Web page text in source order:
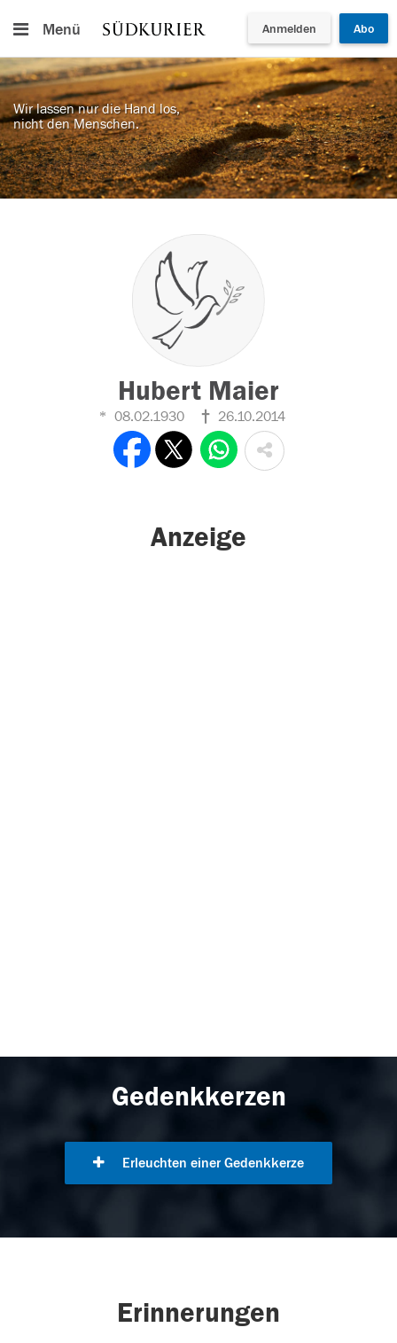
Menü Anmelden Abo
Wir lassen nur die Hand los,
nicht den Menschen.
Hubert Maier
08.02.1930 26.10.2014
Anzeige
Gedenkkerzen
Erleuchten einer Gedenkkerze
Erinnerungen